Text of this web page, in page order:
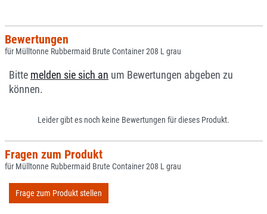
Bewertungen
für Mülltonne Rubbermaid Brute Container 208 L grau
Bitte melden sie sich an um Bewertungen abgeben zu
können.
Leider gibt es noch keine Bewertungen für dieses Produkt.
Fragen zum Produkt
für Mülltonne Rubbermaid Brute Container 208 L grau
Frage zum Produkt stellen